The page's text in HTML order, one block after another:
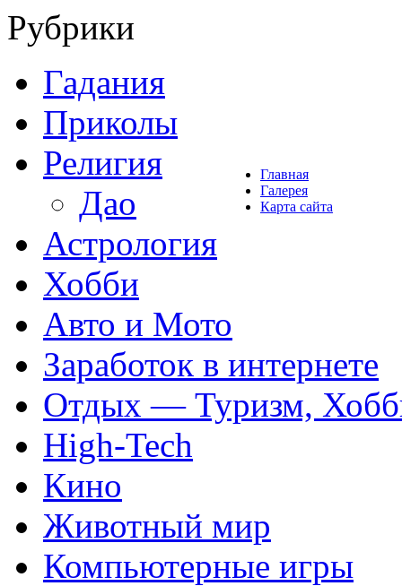
Главная
Галерея
Карта сайта
Рубрики
Гадания
Приколы
Религия
Дао
Астрология
Хобби
Авто и Мото
Заработок в интернете
Отдых — Туризм,
High-Tech
Кино
Животный мир
Компьютерные игры